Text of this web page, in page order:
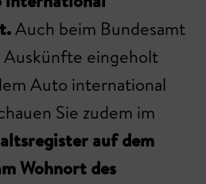
Auch beim Bundesamt
eingeholt
Auto international
Sie zudem im
auf dem
Wohnort des